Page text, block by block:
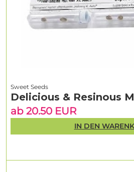
Sweet Seeds
Delicious & Resinous
ab 20.50 EUR
IN DEN